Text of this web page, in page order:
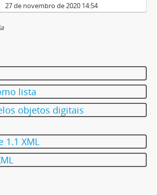
27 de novembro de 2020 14:54
lista
objetos digitais
1.1 XML